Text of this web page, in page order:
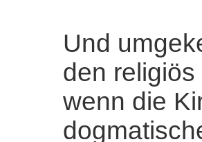
Und
den
wenn die